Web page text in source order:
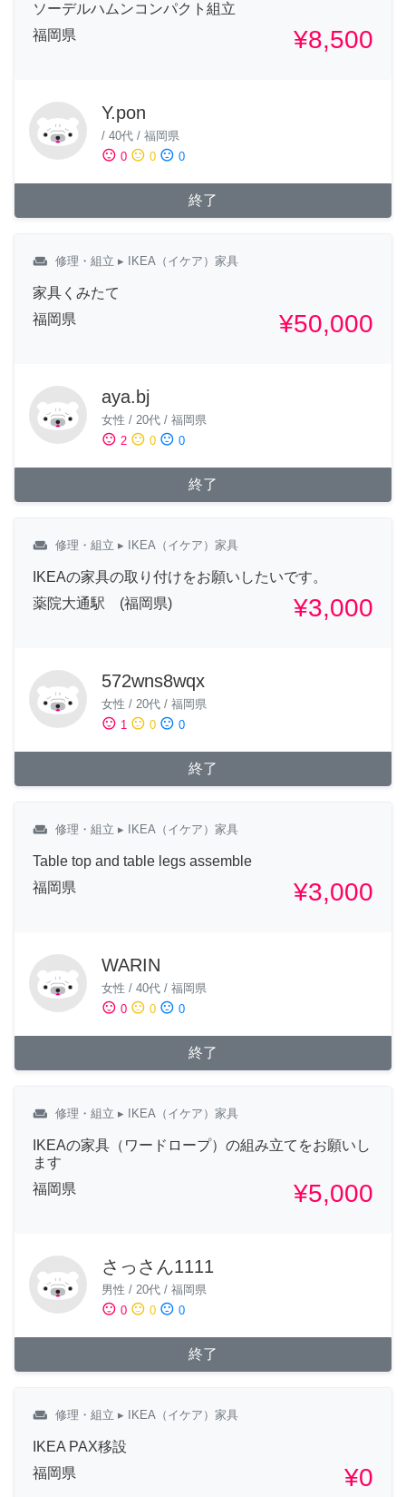
ソーデルハムンコンパクト組立
福岡県
¥8,500
Y.pon
/ 40代 / 福岡県
sentiment_satisfied 0 sentiment_neutral 0 sentiment_dissatisfied 0
終了
weekend 修理・組立 ▸ IKEA（イケア）家具
家具くみたて
福岡県
¥50,000
aya.bj
女性 / 20代 / 福岡県
sentiment_satisfied 2 sentiment_neutral 0 sentiment_dissatisfied 0
終了
weekend 修理・組立 ▸ IKEA（イケア）家具
IKEAの家具の取り付けをお願いしたいです。
薬院大通駅 (福岡県)
¥3,000
572wns8wqx
女性 / 20代 / 福岡県
sentiment_satisfied 1 sentiment_neutral 0 sentiment_dissatisfied 0
終了
weekend 修理・組立 ▸ IKEA（イケア）家具
Table top and table legs assemble
福岡県
¥3,000
WARIN
女性 / 40代 / 福岡県
sentiment_satisfied 0 sentiment_neutral 0 sentiment_dissatisfied 0
終了
weekend 修理・組立 ▸ IKEA（イケア）家具
IKEAの家具（ワードロープ）の組み立てをお願いし
ます
福岡県
¥5,000
さっさん1111
男性 / 20代 / 福岡県
sentiment_satisfied 0 sentiment_neutral 0 sentiment_dissatisfied 0
終了
weekend 修理・組立 ▸ IKEA（イケア）家具
IKEA PAX移設
福岡県
¥0